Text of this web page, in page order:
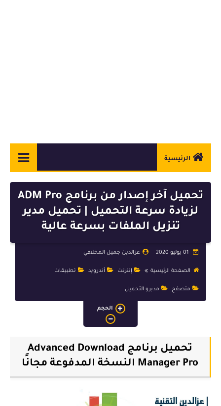
الرئيسية
أندرويد
ويندوز
برمجة
تحميل آخر إصدار من برنامج ADM Pro
لزيادة سرعة التحميل | تحميل مدير
تنزيل الملفات بسرعة عالية
عزالدين جميل المخلافي
الصفحة الرئيسية إنترنت أندرويد تطبيقات
متصفح مديرو التحميل
الحجم
تحميل برنامج ‏Advanced Download
Manager Pro‏‏‏ النسخة المدفوعة مجانًا